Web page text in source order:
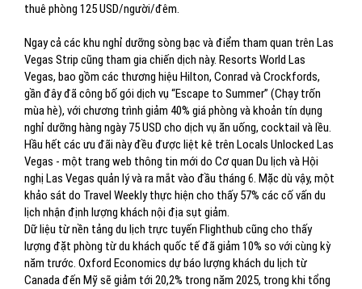
thuê phòng 125 USD/người/đêm.
Ngay cả các khu nghỉ dưỡng sòng bạc và điểm tham quan trên Las
Vegas Strip cũng tham gia chiến dịch này. Resorts World Las
Vegas, bao gồm các thương hiệu Hilton, Conrad và Crockfords,
gần đây đã công bố gói dịch vụ “Escape to Summer” (Chạy trốn
mùa hè), với chương trình giảm 40% giá phòng và khoản tín dụng
nghỉ dưỡng hàng ngày 75 USD cho dịch vụ ăn uống, cocktail và lều.
Hầu hết các ưu đãi này đều được liệt kê trên Locals Unlocked Las
Vegas - một trang web thông tin mới do Cơ quan Du lịch và Hội
nghị Las Vegas quản lý và ra mắt vào đầu tháng 6. Mặc dù vậy, một
khảo sát do Travel Weekly thực hiện cho thấy 57% các cố vấn du
lịch nhận định lượng khách nội địa sụt giảm.
Dữ liệu từ nền tảng du lịch trực tuyến Flighthub cũng cho thấy
lượng đặt phòng từ du khách quốc tế đã giảm 10% so với cùng kỳ
năm trước. Oxford Economics dự báo lượng khách du lịch từ
Canada đến Mỹ sẽ giảm tới 20,2% trong năm 2025, trong khi tổng